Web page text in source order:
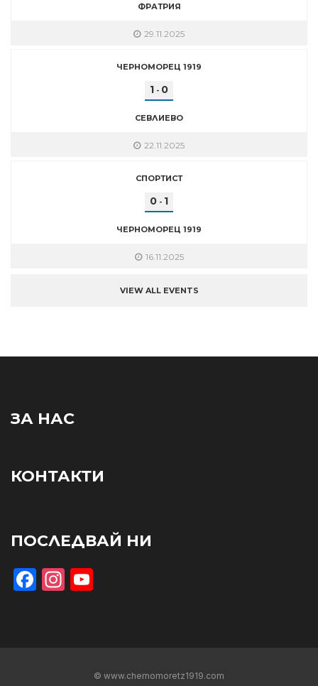
ФРАТРИЯ
29.11.2025
ЧЕРНОМОРЕЦ 1919
1 - 0
СЕВЛИЕВО
22.11.2025
СПОРТИСТ
0 - 1
ЧЕРНОМОРЕЦ 1919
16.11.2025
VIEW ALL EVENTS
ЗА НАС
КОНТАКТИ
ПОСЛЕДВАЙ НИ
Facebook
Instagram
© www.chernomoretz1919.com